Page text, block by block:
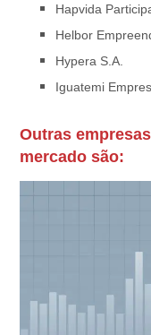
Hapvida
Helbor
Hypera S.A.
Iguatemi
Outras
mercado são: